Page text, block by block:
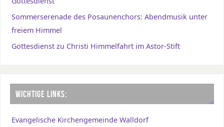
Sommerserenade des Posaunenchors: Abendmusik unter
freiem Himmel
Gottesdienst zu Christi Himmelfahrt im Astor-Stift
WICHTIGE LINKS:
Evangelische Kirchengemeinde Walldorf